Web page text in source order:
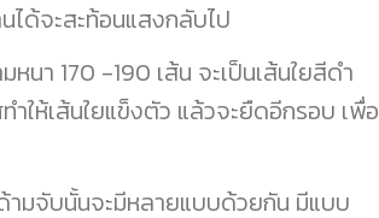
ได้จะสะท้อนแสงกลับไป
นา 170 -190 เส้น จะเป็นเส้นใยสีดำ
ให้เส้นใยแข็งตัว แล้วจะยืดอีกรอบ เพื่อ
มจับนั้นจะมีหลายแบบด้วยกัน มีแบบ